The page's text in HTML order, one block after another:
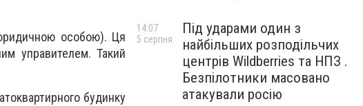
особою). Ця
управителем. Такий
будинку
Під ударами один з
найбільших розподільчих
центрів Wildberries та НПЗ .
Безпілотники масовано
атакували росію
14:07
5 серпня